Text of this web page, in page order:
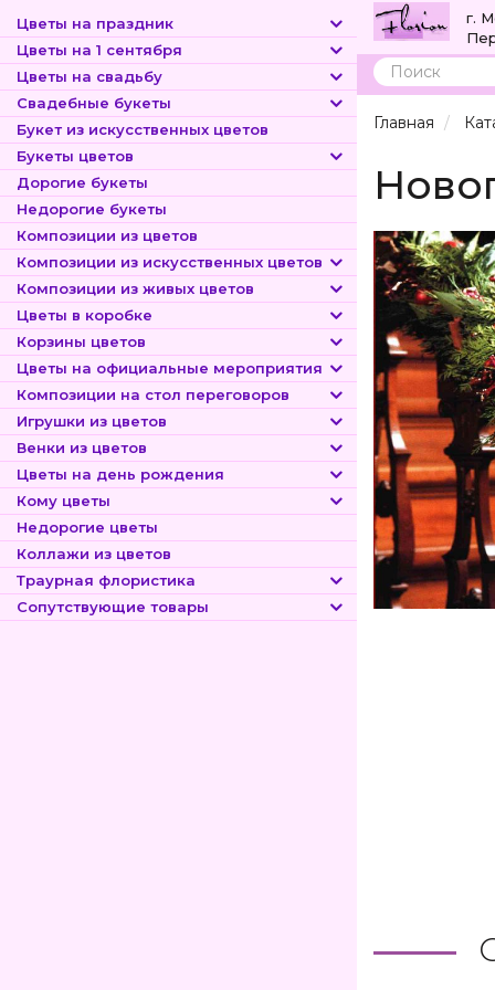
Цветы на праздник
Цветы на 1 сентября
Цветы на свадьбу
Свадебные букеты
Букет из искусственных цветов
Букеты цветов
Дорогие букеты
Недорогие букеты
Композиции из цветов
Композиции из искусственных цветов
Композиции из живых цветов
Цветы в коробке
Корзины цветов
Цветы на официальные мероприятия
Композиции на стол переговоров
Игрушки из цветов
Венки из цветов
Цветы на день рождения
Кому цветы
Недорогие цветы
Коллажи из цветов
Траурная флористика
Сопутствующие товары
г.
Поиск
Главная